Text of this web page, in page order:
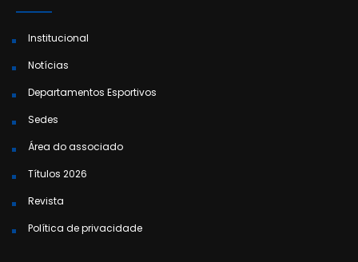
Institucional
Notícias
Departamentos Esportivos
Sedes
Área do associado
Títulos 2026
Revista
Política de privacidade